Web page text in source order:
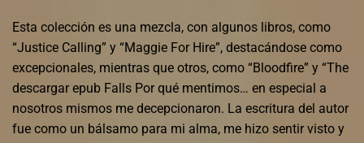
Esta colección es una mezcla, con algunos libros, como
“Justice Calling” y “Maggie For Hire”, destacándose como
excepcionales, mientras que otros, como “Bloodfire” y “The
descargar epub Falls Por qué mentimos… en especial a
nosotros mismos me decepcionaron. La escritura del autor
fue como un bálsamo para mi alma, me hizo sentir visto y